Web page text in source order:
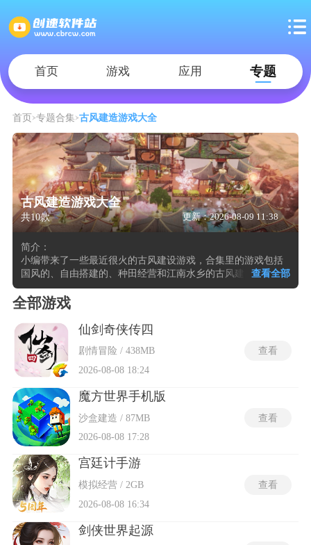
首页 游戏 应用 专题
首页 专题合集 古风建造游戏大全
古风建造游戏大全
共10款 更新：2026-08-09 11:38
简介：
小编带来了一些最近很火的古风建设游戏，合集里的游戏包括
国风的、自由搭建的、种田经营和江南水乡的古风建造游戏。
这些游戏通常以古代东亚建筑美学为核心，玩家在山水画般的
场景中规划城池、园林或市集。可以采集木材、石料与黏土等
基础资源，并解锁亭台楼阁、曲桥水榭与塔楼庙宇等多种建筑
图纸。布局模块支持自由拖拽单体建筑，系统自动吸附至网格
或参考风水罗盘方位，部分古风建造游戏还提供等高线地形平
整工具。经营要素涵盖居民满意度、税收与治安值，建造铁匠
铺、药庐与茶馆等设施可提升区域繁荣度。
查看全部
全部游戏
仙剑奇侠传四
剧情冒险 / 438MB
2026-08-08 18:24
查看
魔方世界手机版
沙盒建造 / 87MB
2026-08-08 17:28
查看
宫廷计手游
模拟经营 / 2GB
2026-08-08 16:34
查看
剑侠世界起源